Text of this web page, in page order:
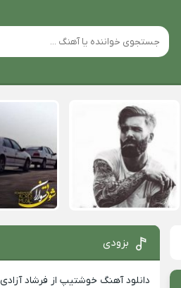
بزودی
دانلود آهنگ خوشتیپ از فرشاد آزادی